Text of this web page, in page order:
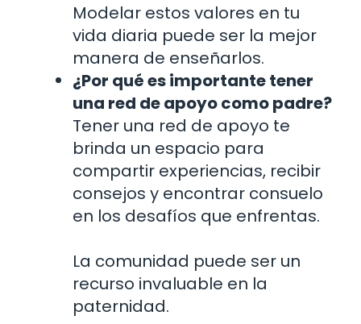
Modelar estos valores en tu
vida diaria puede ser la mejor
manera de enseñarlos.
¿Por qué es importante tener
una red de apoyo como padre?
Tener una red de apoyo te
brinda un espacio para
compartir experiencias, recibir
consejos y encontrar consuelo
en los desafíos que enfrentas.
La comunidad puede ser un
recurso invaluable en la
paternidad.